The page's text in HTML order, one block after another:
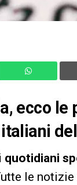
ecco le
quotidiani
le